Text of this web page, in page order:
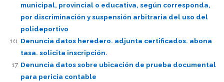
municipal, provincial o educativa, según corresponda,
por discriminación y suspensión arbitraria del uso del
polideportivo
Denuncia datos heredero. adjunta certificados. abona
tasa. solicita inscripción.
Denuncia datos sobre ubicación de prueba documental
para pericia contable